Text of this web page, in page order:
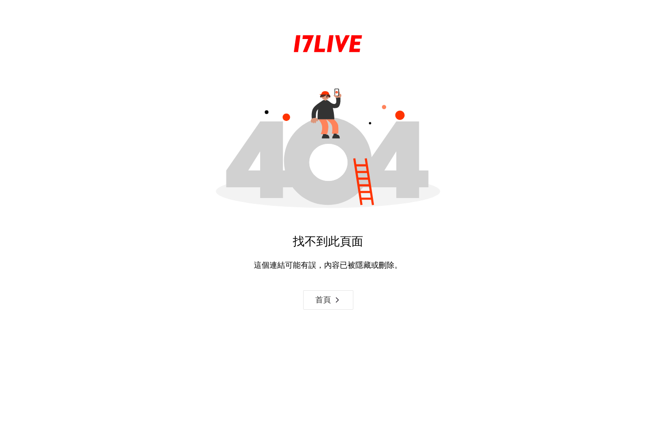
找不到此頁面
這個連結可能有誤，內容已被隱藏或刪除。
首頁